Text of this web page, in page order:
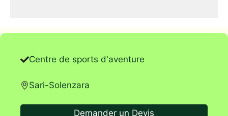
Centre de sports d'aventure
Sari-Solenzara
Demander un Devis